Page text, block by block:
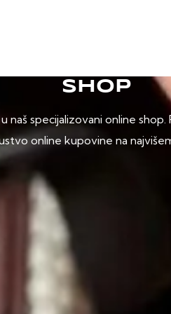
SHOP
naš specijalizovani online
online kupovine na